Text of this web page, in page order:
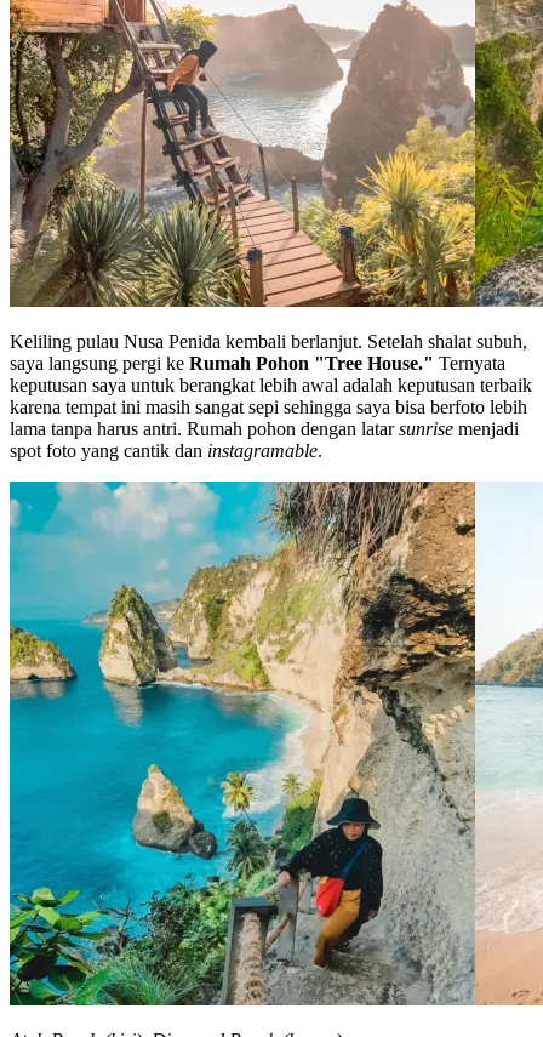
Keliling pulau Nusa Penida kembali berlanjut. Setelah shalat subuh,
saya langsung pergi ke Rumah Pohon "Tree House." Ternyata
keputusan saya untuk berangkat lebih awal adalah keputusan terbaik
karena tempat ini masih sangat sepi sehingga saya bisa berfoto lebih
lama tanpa harus antri. Rumah pohon dengan latarsunrise menjadi
spot foto yang cantik dan instagramable.